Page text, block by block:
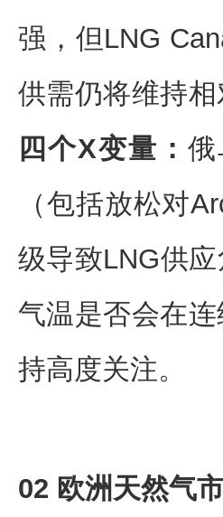
强，但LNG
供需仍将维持
四个X变量：
（包括放松对
级导致LNG供
气温是否会在
持高度关注。
02 欧洲天然气